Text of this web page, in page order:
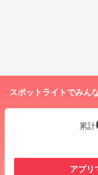
スポットライトでみん
累計
アプリ